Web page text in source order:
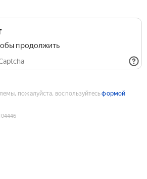
продолжить
пожалуйста, воспользуйтесьформой